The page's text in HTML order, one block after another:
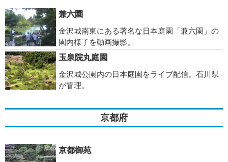
兼六園
金沢城南東にある著名な日本庭園「兼六園」の
園内様子を動画撮影。
玉泉院丸庭園
金沢城公園内の日本庭園をライブ配信。石川県
が管理。
京都府
京都御苑